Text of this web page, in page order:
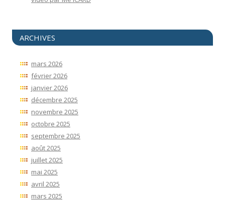
ARCHIVES
mars 2026
février 2026
janvier 2026
décembre 2025
novembre 2025
octobre 2025
septembre 2025
août 2025
juillet 2025
mai 2025
avril 2025
mars 2025